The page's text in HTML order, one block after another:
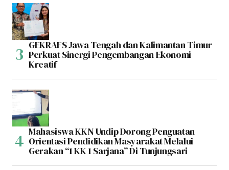
GEKRAFS Jawa Tengah dan Kalimantan Timur
Perkuat Sinergi Pengembangan Ekonomi
Kreatif
Mahasiswa KKN Undip Dorong Penguatan
Orientasi Pendidikan Masyarakat Melalui
Gerakan “1 KK 1 Sarjana” Di Tunjungsari